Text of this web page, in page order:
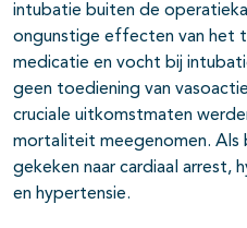
intubatie buiten de
ongunstige effecten van het
medicatie en vocht bij
geen toediening van
cruciale uitkomstmaten
mortaliteit meegenomen. Als
gekeken naar cardiaal arrest,
en hypertensie.